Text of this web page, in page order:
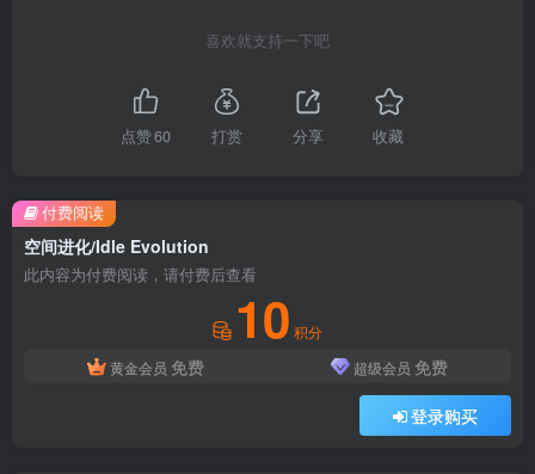
喜欢就支持一下吧
点赞60 打赏 分享 收藏
空间进化/Idle Evolution
此内容为付费阅读，请付费后查看
10 积分
黄金会员 免费 超级会员 免费
登录购买
付费阅读